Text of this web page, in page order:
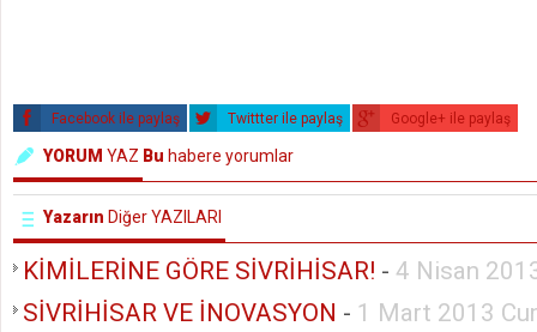
Facebook ile paylaş Twittter ile paylaş Google+ ile paylaş
YORUM YAZ Bu habere yorumlar
Yazarın Diğer YAZILARI
KİMİLERİNE GÖRE SİVRİHİSAR! - 4 Nisan
SİVRİHİSAR VE İNOVASYON - 1 Mart 2013